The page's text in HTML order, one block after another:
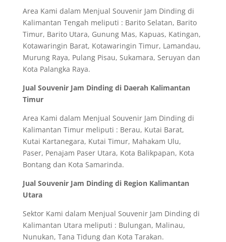
Area Kami dalam Menjual Souvenir Jam Dinding di
Kalimantan Tengah meliputi : Barito Selatan, Barito
Timur, Barito Utara, Gunung Mas, Kapuas, Katingan,
Kotawaringin Barat, Kotawaringin Timur, Lamandau,
Murung Raya, Pulang Pisau, Sukamara, Seruyan dan
Kota Palangka Raya.
Jual Souvenir Jam Dinding di Daerah Kalimantan
Timur
Area Kami dalam Menjual Souvenir Jam Dinding di
Kalimantan Timur meliputi : Berau, Kutai Barat,
Kutai Kartanegara, Kutai Timur, Mahakam Ulu,
Paser, Penajam Paser Utara, Kota Balikpapan, Kota
Bontang dan Kota Samarinda.
Jual Souvenir Jam Dinding di Region Kalimantan
Utara
Sektor Kami dalam Menjual Souvenir Jam Dinding di
Kalimantan Utara meliputi : Bulungan, Malinau,
Nunukan, Tana Tidung dan Kota Tarakan.